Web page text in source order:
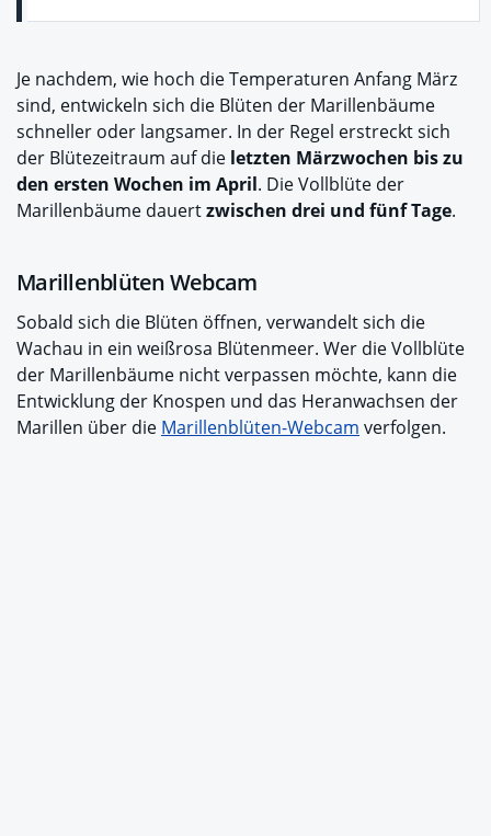
Je nachdem, wie hoch die Temperaturen Anfang März
sind, entwickeln sich die Blüten der Marillenbäume
schneller oder langsamer. In der Regel erstreckt sich
der Blütezeitraum auf die letzten Märzwochen bis zu
den ersten Wochen im April. Die Vollblüte der
Marillenbäume dauertzwischen drei und fünf Tage.
Marillenblüten Webcam
Sobald sich die Blüten öffnen, verwandelt sich die
Wachau in ein weißrosa Blütenmeer. Wer die Vollblüte
der Marillenbäume nicht verpassen möchte, kann die
Entwicklung der Knospen und das Heranwachsen der
Marillen über die Marillenblüten-Webcam verfolgen.